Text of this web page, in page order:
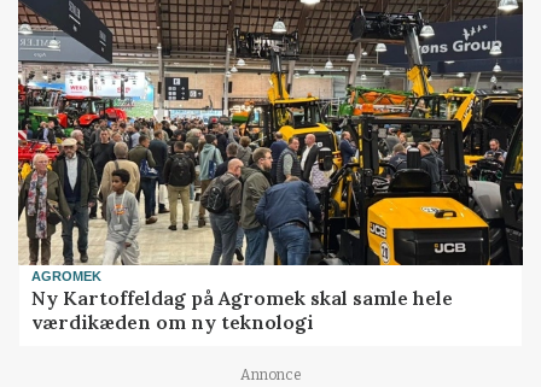
AGROMEK
Ny Kartoffeldag på Agromek skal samle hele
værdikæden om ny teknologi
Annonce